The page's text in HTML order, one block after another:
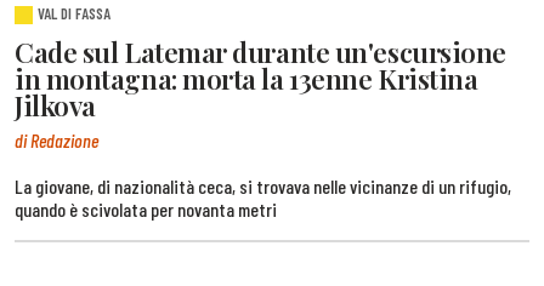
VAL DI FASSA
Cade sul Latemar durante un'escursione
in montagna: morta la 13enne Kristina
Jilkova
di Redazione
La giovane, di nazionalità ceca, si trovava nelle vicinanze di un rifugio,
quando è scivolata per novanta metri